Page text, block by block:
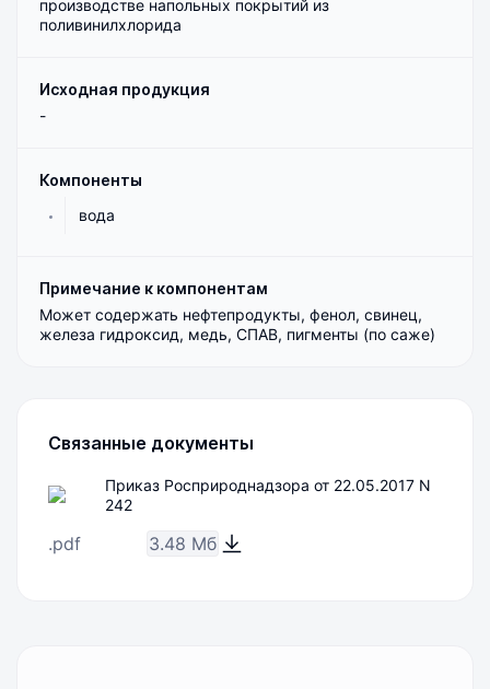
производстве напольных покрытий из
поливинилхлорида
Исходная продукция
-
Компоненты
вода
Примечание к компонентам
Может содержать нефтепродукты, фенол, свинец,
железа гидроксид, медь, СПАВ, пигменты (по саже)
Связанные документы
Приказ Росприроднадзора от 22.05.2017 N
242
.pdf 3.48 Мб